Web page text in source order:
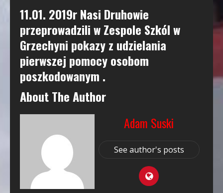
11.01. 2019r Nasi Druhowie
przeprowadzili w Zespole Szkól w
Grzechyni pokazy z udzielania
pierwszej pomocy osobom
poszkodowanym .
About The Author
Adam Suski
See author's posts